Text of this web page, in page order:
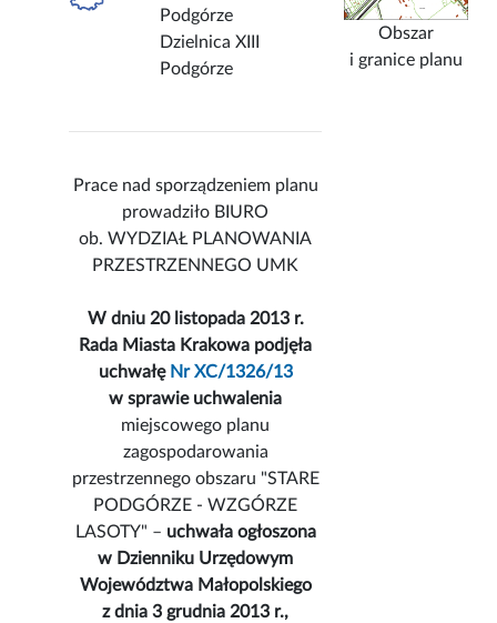
Podgórze
Dzielnica XIII
Podgórze
Prace nad sporządzeniem planu
prowadziło BIURO
ob. WYDZIAŁ PLANOWANIA
PRZESTRZENNEGO UMK
W dniu 20 listopada 2013 r.
Rada Miasta Krakowa podjęła
uchwałę Nr XC/1326/13
w sprawie uchwalenia
miejscowego planu
zagospodarowania
przestrzennego obszaru "STARE
PODGÓRZE - WZGÓRZE
LASOTY" – uchwała ogłoszona
w Dzienniku Urzędowym
Województwa Małopolskiego
z dnia 3 grudnia 2013 r.,
Obszar
i granice planu